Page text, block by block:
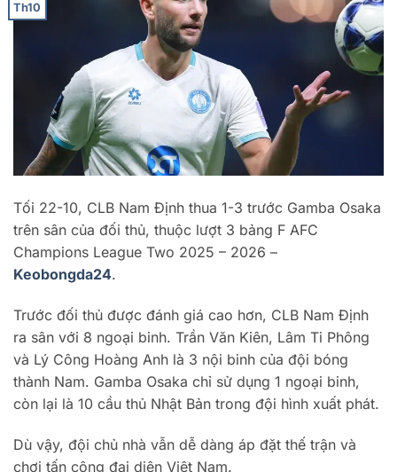
Th10
Tối 22-10, CLB Nam Định thua 1-3 trước Gamba Osaka
trên sân của đối thủ, thuộc lượt 3 bảng F AFC
Champions League Two 2025 – 2026 –
Keobongda24.
Trước đối thủ được đánh giá cao hơn, CLB Nam Định
ra sân với 8 ngoại binh. Trần Văn Kiên, Lâm Ti Phông
và Lý Công Hoàng Anh là 3 nội binh của đội bóng
thành Nam. Gamba Osaka chỉ sử dụng 1 ngoại binh,
còn lại là 10 cầu thủ Nhật Bản trong đội hình xuất phát.
Dù vậy, đội chủ nhà vẫn dễ dàng áp đặt thế trận và
chơi tấn công đại diện Việt Nam.